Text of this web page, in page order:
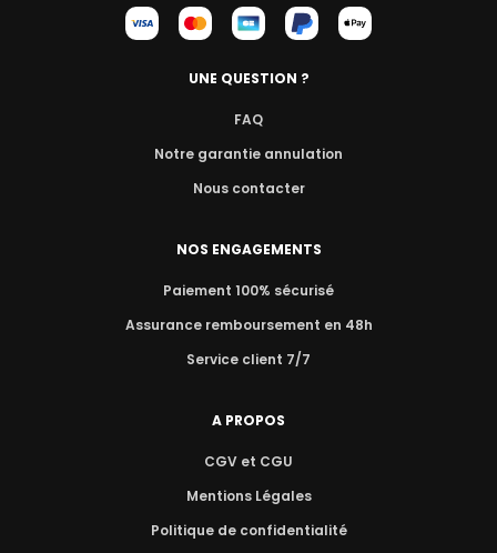
UNE QUESTION ?
FAQ
Notre garantie annulation
Nous contacter
NOS ENGAGEMENTS
Paiement 100% sécurisé
Assurance remboursement en 48h
Service client 7/7
A PROPOS
CGV et CGU
Mentions Légales
Politique de confidentialité